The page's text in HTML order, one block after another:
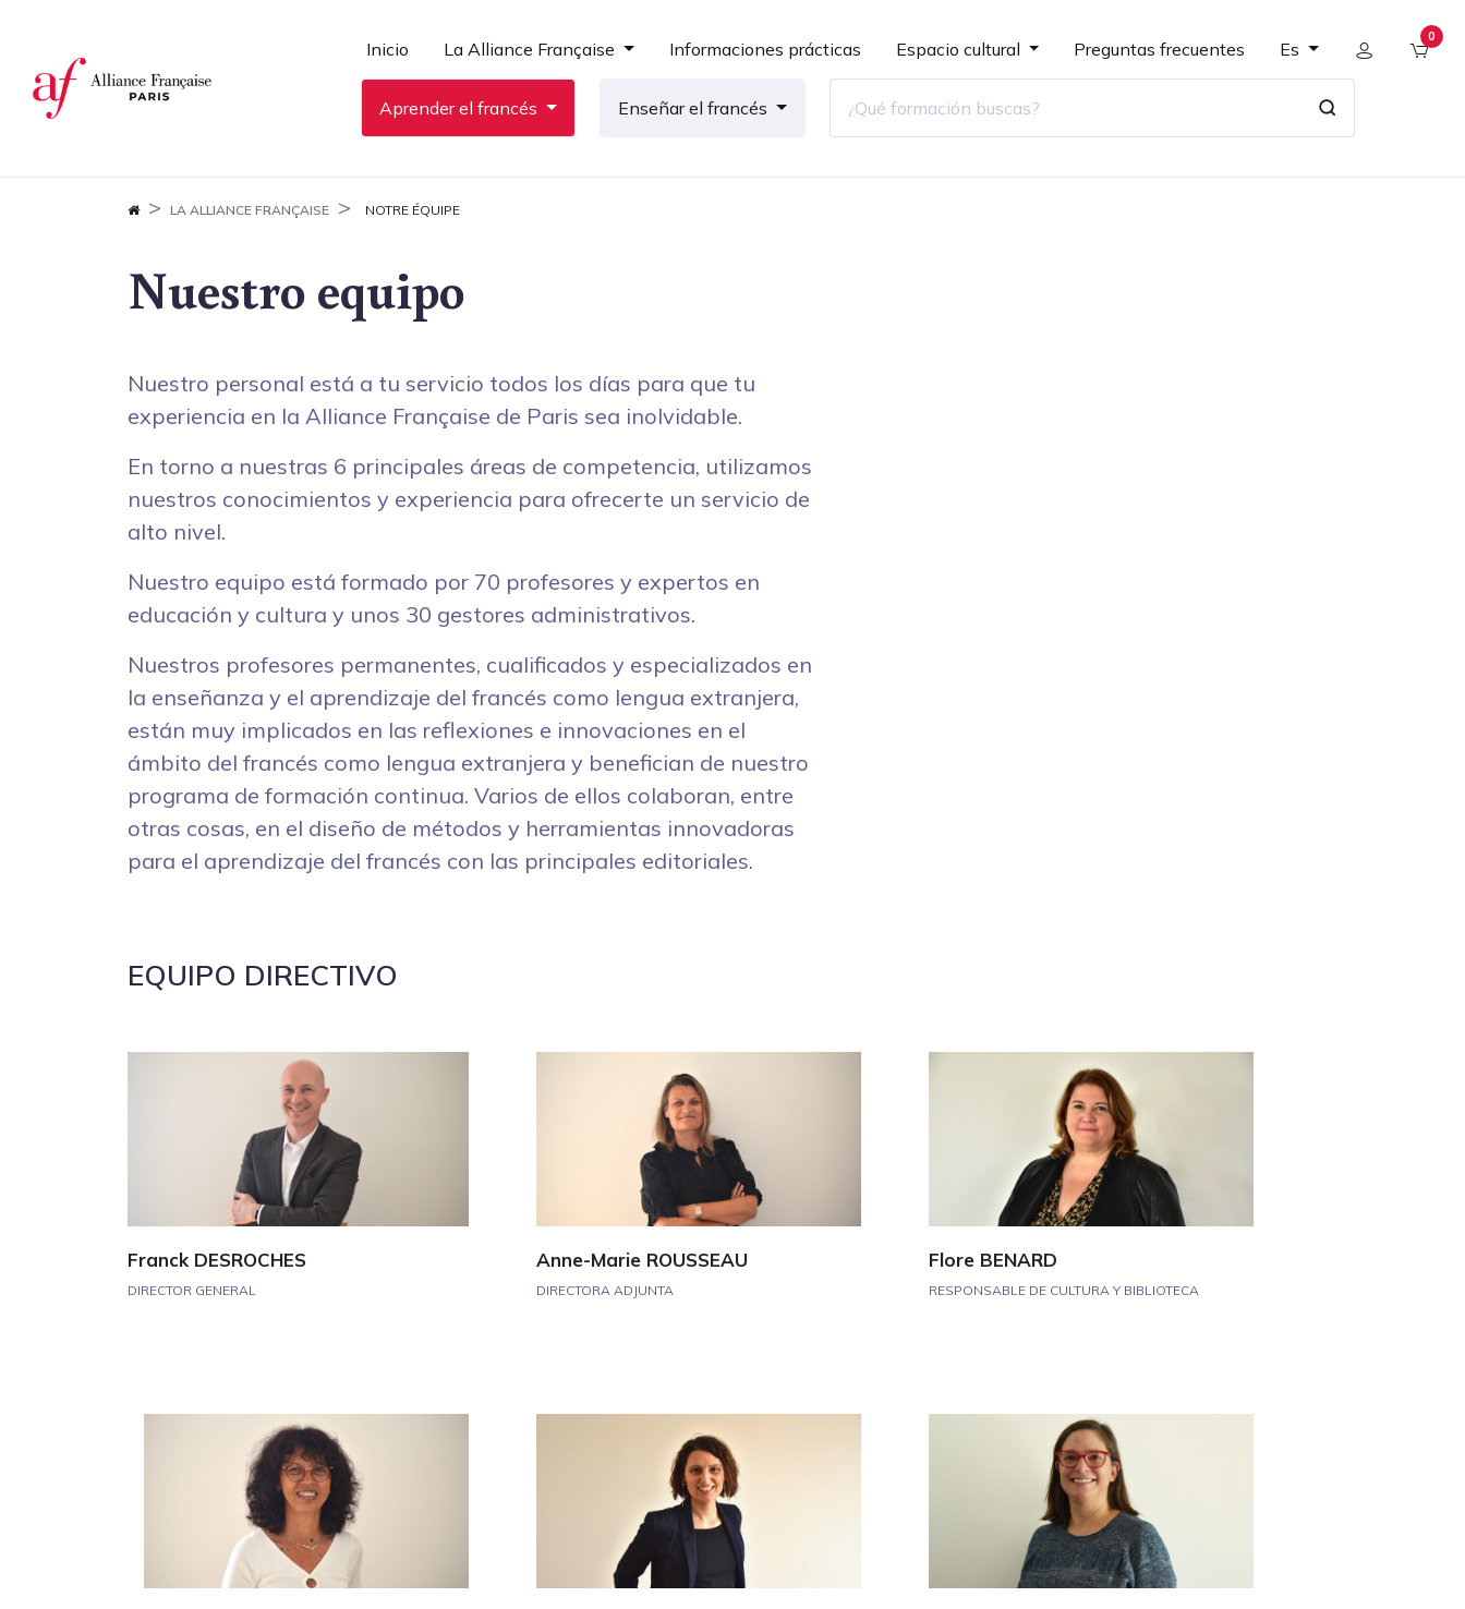
Inicio La Alliance Française Informaciones prácticas Espacio cultural Preguntas frecuentes Es
0
Aprender el francés Enseñar el francés
LA ALLIANCE FRANÇAISE NOTRE ÉQUIPE
Nuestro equipo
Nuestro personal está a tu servicio todos los días para que tu
experiencia en la Alliance Française de Paris sea inolvidable.
En torno a nuestras 6 principales áreas de competencia, utilizamos
nuestros conocimientos y experiencia para ofrecerte un servicio de
alto nivel.
Nuestro equipo está formado por 70 profesores y expertos en
educación y cultura y unos 30 gestores administrativos.
Nuestros profesores permanentes, cualificados y especializados en
la enseñanza y el aprendizaje del francés como lengua extranjera,
están muy implicados en las reflexiones e innovaciones en el
ámbito del francés como lengua extranjera y benefician de nuestro
programa de formación continua. Varios de ellos colaboran, entre
otras cosas, en el diseño de métodos y herramientas innovadoras
para el aprendizaje del francés con las principales editoriales.
EQUIPO DIRECTIVO
Franck DESROCHES
DIRECTOR GENERAL
Anne-Marie ROUSSEAU
DIRECTORA ADJUNTA
Flore BENARD
RESPONSABLE DE CULTURA Y BIBLIOTECA